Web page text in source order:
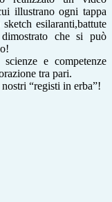
illustrano ogni tappa
esilaranti,battute
che si può
e competenze
tra pari.
“registi in erba”!